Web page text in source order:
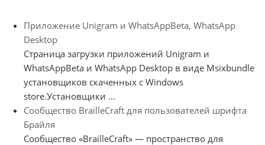
Приложение Unigram и WhatsAppBeta, WhatsApp
Desktop
Страница загрузки приложений Unigram и
WhatsAppBeta и WhatsApp Desktop в виде Msixbundle
установщиков скаченных с Windows
store.Установщики ...
Сообщество BrailleCraft для пользователей шрифта
Брайля
Сообщество «BrailleCraft» — пространство для